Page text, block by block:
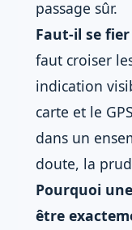
passage sûr.
Faut-il se fier
faut croiser
indication
carte et le
dans un
doute, la
Pourquoi
être